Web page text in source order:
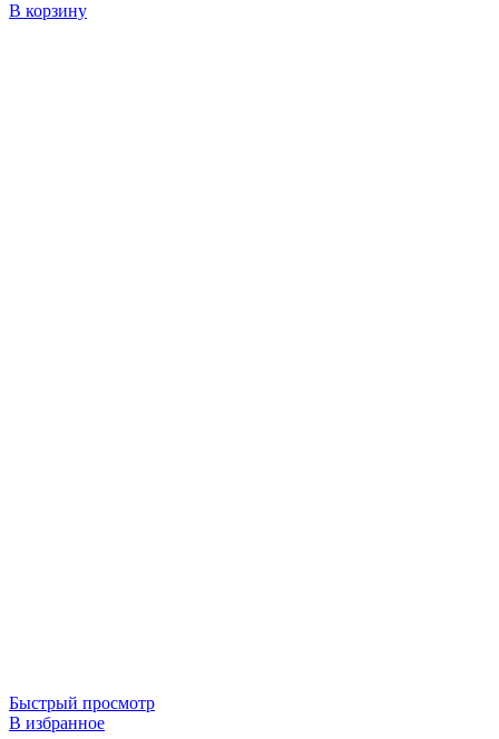
В корзину
Быстрый просмотр
В избранное